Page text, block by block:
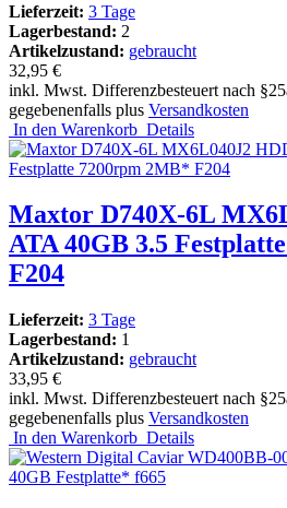
Lieferzeit: 3 Tage
Lagerbestand: 2
Artikelzustand: gebraucht
32,95 €
inkl. Mwst. Differenzbesteuert nach
gegebenenfalls plus Versandkosten
In den Warenkorb Details
Maxtor D740X-6L
ATA 40GB 3.5
F204
Lieferzeit: 3 Tage
Lagerbestand: 1
Artikelzustand: gebraucht
33,95 €
inkl. Mwst. Differenzbesteuert nach
gegebenenfalls plus Versandkosten
In den Warenkorb Details